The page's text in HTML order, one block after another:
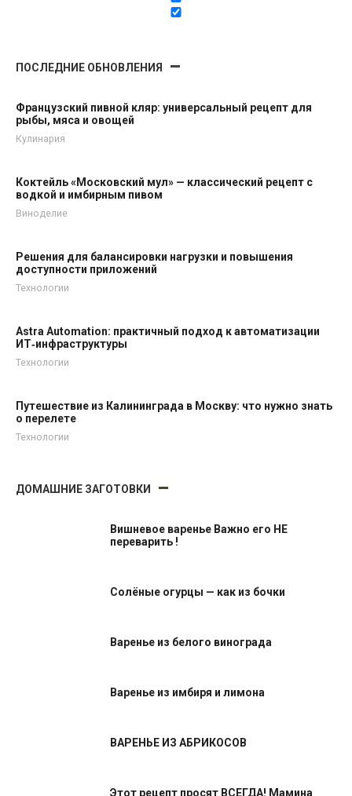
ПОСЛЕДНИЕ ОБНОВЛЕНИЯ
Французский пивной кляр: универсальный рецепт для
рыбы, мяса и овощей
Кулинария
Коктейль «Московский мул» — классический рецепт с
водкой и имбирным пивом
Виноделие
Решения для балансировки нагрузки и повышения
доступности приложений
Технологии
Astra Automation: практичный подход к автоматизации
ИТ‑инфраструктуры
Технологии
Путешествие из Калининграда в Москву: что нужно знать
о перелете
Технологии
ДОМАШНИЕ ЗАГОТОВКИ
Вишневое варенье Важно его НЕ
переварить !
Солёные огурцы — как из бочки
Варенье из белого винограда
Варенье из имбиря и лимона
ВАРЕНЬЕ ИЗ АБРИКОСОВ
Этот рецепт просят ВСЕГДА! Мамина